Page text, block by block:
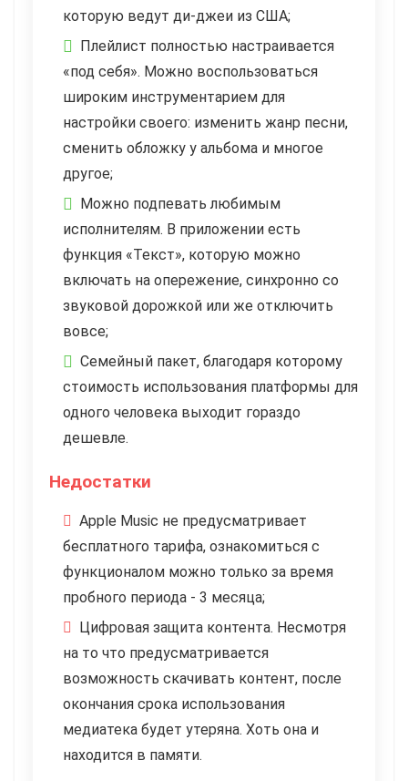
которую ведут ди-джеи из США;
Плейлист полностью настраивается
«под себя». Можно воспользоваться
широким инструментарием для
настройки своего: изменить жанр песни,
сменить обложку у альбома и многое
другое;
Можно подпевать любимым
исполнителям. В приложении есть
функция «Текст», которую можно
включать на опережение, синхронно со
звуковой дорожкой или же отключить
вовсе;
Семейный пакет, благодаря которому
стоимость использования платформы для
одного человека выходит гораздо
дешевле.
Недостатки
Apple Music не предусматривает
бесплатного тарифа, ознакомиться с
функционалом можно только за время
пробного периода - 3 месяца;
Цифровая защита контента. Несмотря
на то что предусматривается
возможность скачивать контент, после
окончания срока использования
медиатека будет утеряна. Хоть она и
находится в памяти.